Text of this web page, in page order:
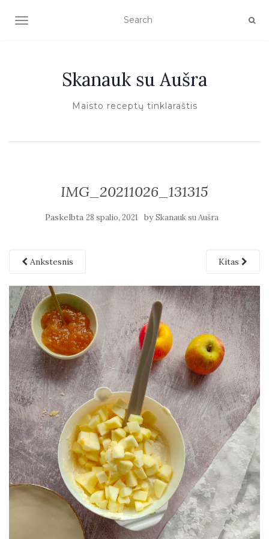
TOGGLE NAVIGATION
Skanauk su Aušra
Maisto receptų tinklaraštis
IMG_20211026_131315
Paskelbta 28 spalio, 2021 bySkanauk su Aušra
Ankstesnis Kitas